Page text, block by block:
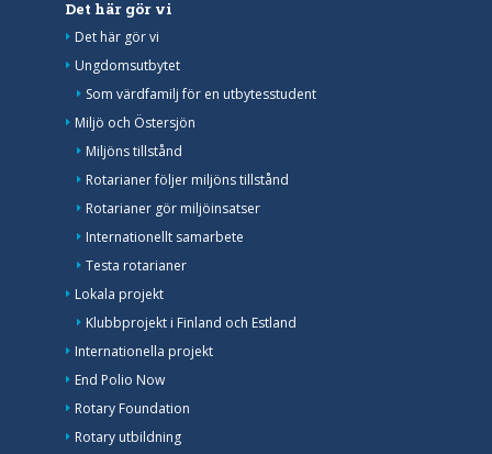
Det här gör vi
Det här gör vi
Ungdomsutbytet
Som värdfamilj för en utbytesstudent
Miljö och Östersjön
Miljöns tillstånd
Rotarianer följer miljöns tillstånd
Rotarianer gör miljöinsatser
Internationellt samarbete
Testa rotarianer
Lokala projekt
Klubbprojekt i Finland och Estland
Internationella projekt
End Polio Now
Rotary Foundation
Rotary utbildning